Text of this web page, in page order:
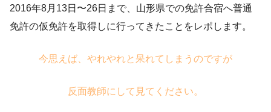
2016年8月13日〜26日まで、山形県での免許合宿へ普通
免許の仮免許を取得しに行ってきたことをレポします。
今思えば、やれやれと呆れてしまうのですが
反面教師にして見てください。